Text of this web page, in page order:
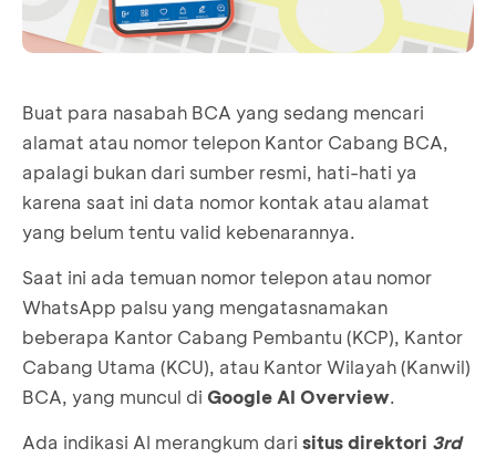
Buat para nasabah BCA yang sedang mencari
alamat atau nomor telepon Kantor Cabang BCA,
apalagi bukan dari sumber resmi, hati-hati ya
karena saat ini data nomor kontak atau alamat
yang belum tentu valid kebenarannya.
Saat ini ada temuan nomor telepon atau nomor
WhatsApp palsu yang mengatasnamakan
beberapa Kantor Cabang Pembantu (KCP), Kantor
Cabang Utama (KCU), atau Kantor Wilayah (Kanwil)
BCA, yang muncul di Google AI Overview.
Ada indikasi AI merangkum dari situs direktori 3rd